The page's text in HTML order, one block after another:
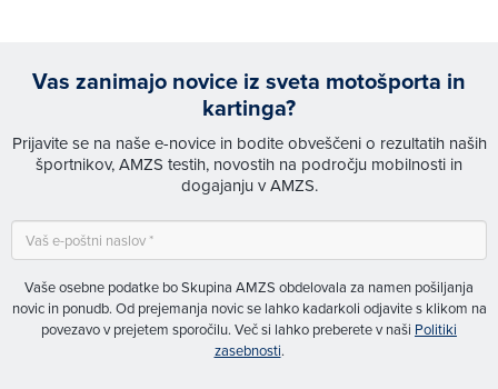
Vas zanimajo novice iz sveta motošporta in
kartinga?
Prijavite se na naše e-novice in bodite obveščeni o rezultatih naših
športnikov, AMZS testih, novostih na področju mobilnosti in
dogajanju v AMZS.
Vaše osebne podatke bo Skupina AMZS obdelovala za namen pošiljanja
novic in ponudb. Od prejemanja novic se lahko kadarkoli odjavite s klikom na
povezavo v prejetem sporočilu. Več si lahko preberete v naši Politiki
zasebnosti.